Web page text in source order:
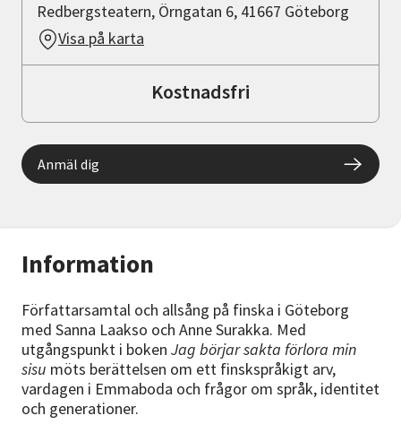
Information
Författarsamtal och allsång på finska i Göteborg
med Sanna Laakso och Anne Surakka. Med
utgångspunkt i boken Jag börjar sakta förlora min
sisu möts berättelsen om ett finskspråkigt arv,
vardagen i Emmaboda och frågor om språk, identitet
och generationer.
Redbergsteatern, Örngatan 6, 41667 Göteborg
Visa på karta
Kostnadsfri
Anmäl dig